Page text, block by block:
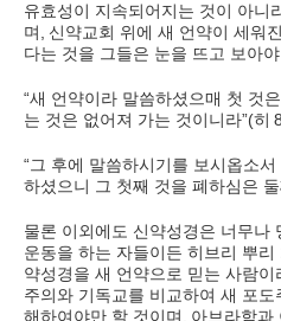
유효성이 지속되어지는 것이 아니
며
신약교회 위에 새 언약이 세워
다는 것을 그들은 눈을 뜨고 보아
“새 언약이라 말씀하셨으매 첫 것
는 것은 없어져 가는 것이니라”(히
“그 후에 말씀하시기를 보시옵소
하셨으니 그 첫째 것을 폐하심은
물론 이외에도 신약성경은 너무나
운동을 하는 자들이든 히브리 뿌
약성경을 새 언약으로 믿는 사람
주의와 기독교를 비교하여 새 포
해하여야만 할 것이며
아브라함과